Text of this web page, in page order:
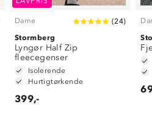
Dame (24)
Stormberg
Lyngør Half Zip
fleecegenser
Isolerende
Hurtigtørkende
399,-